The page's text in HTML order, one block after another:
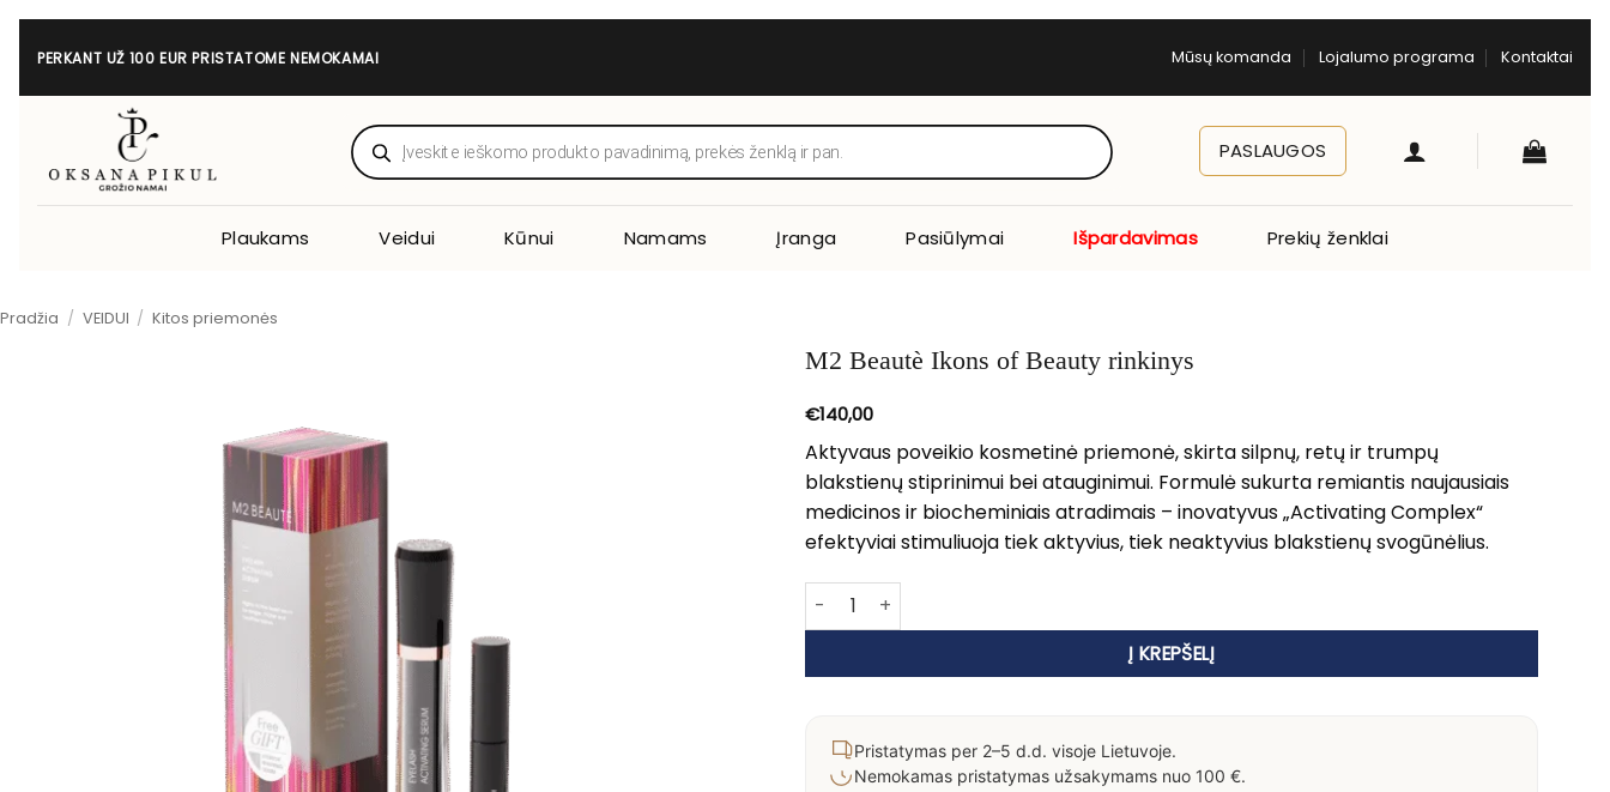
Skip
PERKANT UŽ 100 EUR PRISTATOME NEMOKAMAI Mūsų komanda Lojalumo programa Kontaktai
Products
search PASLAUGOS
Plaukams Veidui Kūnui Namams Įranga Pasiūlymai Išpardavimas Prekių ženklai
Pradžia / VEIDUI / Kitos priemonės
M2 Beautè Ikons of Beauty rinkinys
€140,00
Aktyvaus poveikio kosmetinė priemonė, skirta silpnų, retų ir trumpų
blakstienų stiprinimui bei atauginimui. Formulė sukurta remiantis naujausiais
medicinos ir biocheminiais atradimais – inovatyvus „Activating Complex“
efektyviai stimuliuoja tiek aktyvius, tiek neaktyvius blakstienų svogūnėlius.
produkto kiekis: M2 Beautè Ikons of Beauty rinkinys
Į KREPŠELĮ
Pristatymas per 2–5 d.d. visoje Lietuvoje.
Nemokamas pristatymas užsakymams nuo 100 €.